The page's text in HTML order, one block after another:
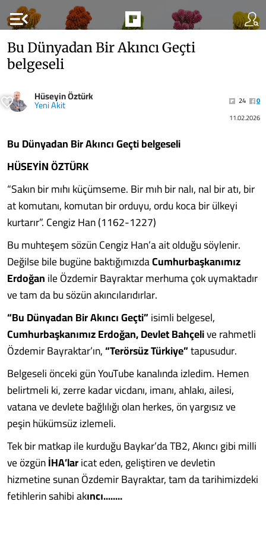
menu_open
Bu Dünyadan Bir Akıncı Geçti
belgeseli
Hüseyin Öztürk
Yeni Akit 24
0
11.02.2026
Bu Dünyadan Bir Akıncı Geçti belgeseli
HÜSEYİN ÖZTÜRK
“Sakın bir mıhı küçümseme. Bir mıh bir nalı, nal bir atı, bir
at komutanı, komutan bir orduyu, ordu koca bir ülkeyi
kurtarır”. Cengiz Han (1162-1227)
Bu muhteşem sözün Cengiz Han’a ait olduğu söylenir.
Değilse bile bugüne baktığımızdaCumhurbaşkanımız
Erdoğanile Özdemir Bayraktar merhuma çok uymaktadır
ve tam da bu sözün akıncılarıdırlar.
“Bu Dünyadan Bir Akıncı Geçti”isimli belgesel,
Cumhurbaşkanımız Erdoğan, Devlet Bahçelive rahmetli
Özdemir Bayraktar’ın,“Terörsüz Türkiye”tapusudur.
Belgeseli önceki gün YouTube kanalında izledim. Hemen
belirtmeli ki, zerre kadar vicdanı, imanı, ahlakı, ailesi,
vatana ve devlete bağlılığı olan herkes, ön yargısız ve
peşin hükümsüz izlemeli.
Tek bir matkap ile kurduğu Baykar’da TB2, Akıncı gibi milli
ve özgünİHA’laricat eden, geliştiren ve devletin
hizmetine sunan Özdemir Bayraktar, tam da tarihimizdeki
fetihlerin sahibi akıncı........